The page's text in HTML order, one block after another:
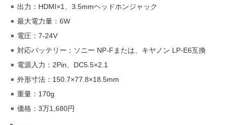
出力：HDMI×1、3.5mmヘッドホンジャック
最大電力量：6W
電圧：7-24V
対応バッテリー：ソニー NP-Fまたは、キヤノン LP-E6互換
電源入力：2Pin、DC5.5×2.1
外形寸法：150.7×77.8×18.5mm
重量：170g
価格：3万1,680円